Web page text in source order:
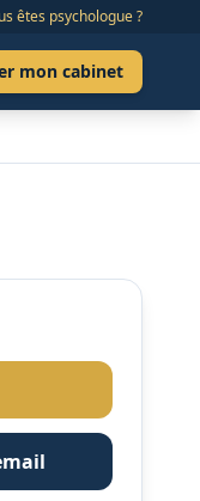
êtes psychologue ?
mon cabinet